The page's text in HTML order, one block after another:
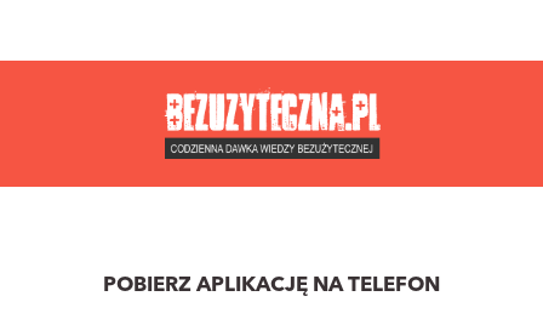
POBIERZ APLIKACJĘ NA TELEFON